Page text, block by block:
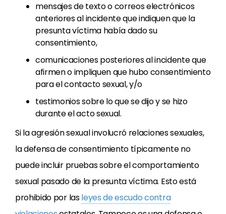
mensajes de texto o correos electrónicos
anteriores al incidente que indiquen que la
presunta víctima había dado su
consentimiento,
comunicaciones posteriores al incidente que
afirmen o impliquen que hubo consentimiento
para el contacto sexual, y/o
testimonios sobre lo que se dijo y se hizo
durante el acto sexual.
Si la agresión sexual involucró relaciones sexuales,
la defensa de consentimiento típicamente no
puede incluir pruebas sobre el comportamiento
sexual pasado de la presunta víctima. Esto está
prohibido por lasleyes de escudo contra